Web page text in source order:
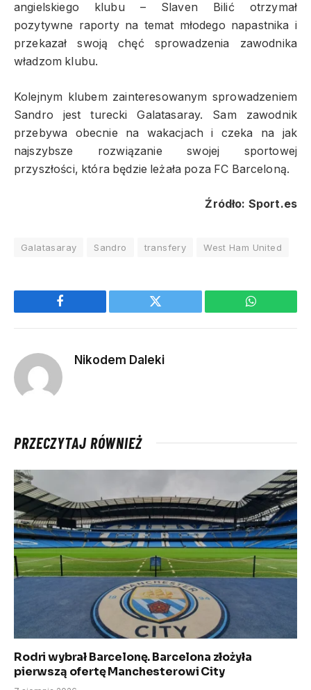
angielskiego klubu – Slaven Bilić otrzymał
pozytywne raporty na temat młodego napastnika i
przekazał swoją chęć sprowadzenia zawodnika
władzom klubu.
Kolejnym klubem zainteresowanym sprowadzeniem
Sandro jest turecki Galatasaray. Sam zawodnik
przebywa obecnie na wakacjach i czeka na jak
najszybsze rozwiązanie swojej sportowej
przyszłości, która będzie leżała poza FC Barceloną.
Źródło: Sport.es
Galatasaray Sandro transfery West Ham United
Facebook Twitter WhatsApp
Nikodem Daleki
PRZECZYTAJ RÓWNIEŻ
Rodri wybrał Barcelonę. Barcelona złożyła
pierwszą ofertę Manchesterowi City